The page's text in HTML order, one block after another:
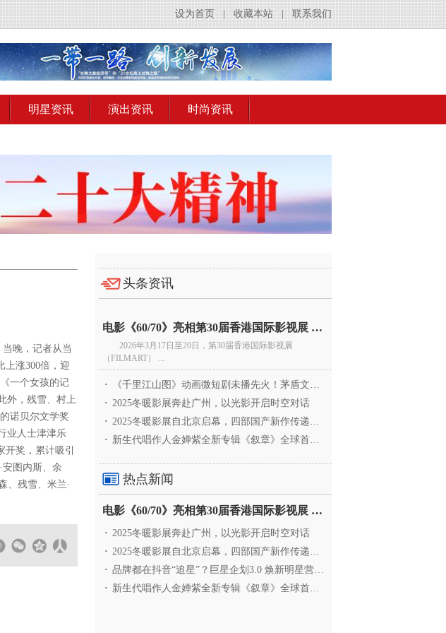
联系我们
收藏本站
设为首页
明星资讯 演出资讯 时尚资讯
晚，记者从当
上涨300倍，迎
一个女孩的记
外，残雪、村上
诺贝尔文学奖
业人士津津乐
奖，累计吸引
图内斯、余
、残雪、米兰·
头条资讯
电影《60/70》亮相第30届香港国际影视展 冲刺戛纳备
2026年3月17日至20日，第30届香港国际影视展
（FILMART） ...
·
《千里江山图》动画微短剧未播先火！茅盾文学奖IP首
· 2025冬暖影展奔赴广州，以光影开启时空对话
· 2025冬暖影展自北京启幕，四部国产新作传递银幕温情
· 新生代唱作人金婵紫全新专辑《叙章》全球首发，颠覆
热点新闻
电影《60/70》亮相第30届香港国际影视展 冲刺戛纳备
· 2025冬暖影展奔赴广州，以光影开启时空对话
· 2025冬暖影展自北京启幕，四部国产新作传递银幕温情
· 品牌都在抖音“追星”？巨星企划3.0 焕新明星营销，让
· 新生代唱作人金婵紫全新专辑《叙章》全球首发，颠覆